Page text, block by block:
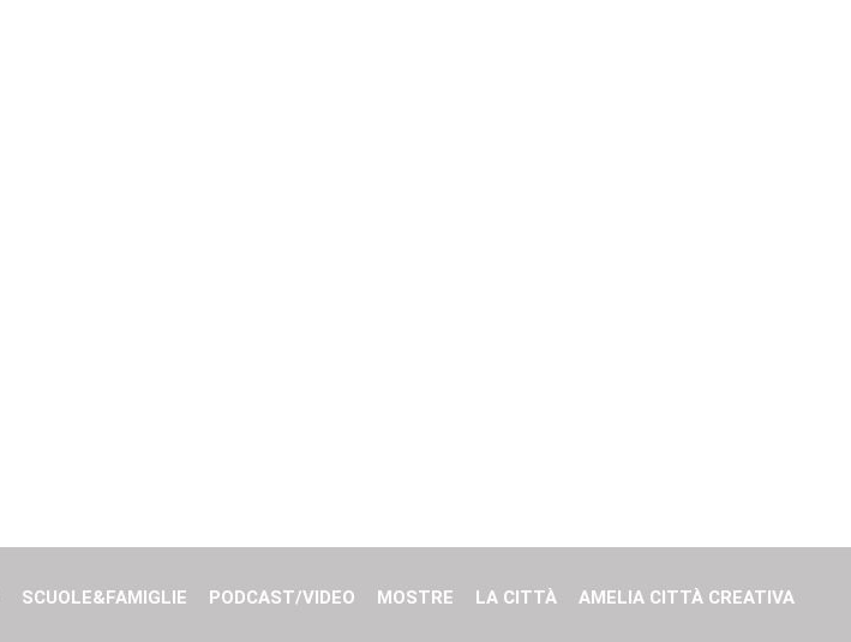
SCUOLE&FAMIGLIE PODCAST/VIDEO MOSTRE LA CITTÀ
AMELIA CITTÀ CREATIVA